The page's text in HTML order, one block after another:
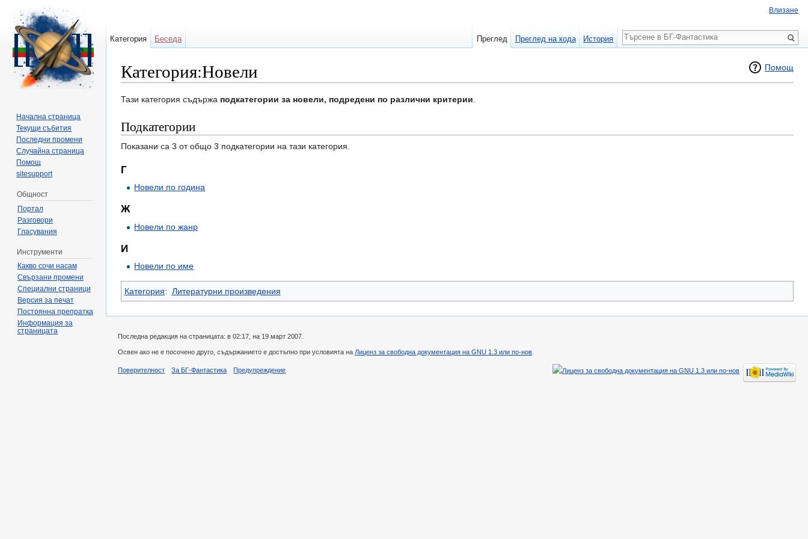
Помощ
Категория:Новели
Тази категория съдържа подкатегории за новели, подредени по различни критерии.
Подкатегории
Показани са 3 от общо 3 подкатегории на тази категория.
Г
Новели по година
Ж
Новели по жанр
И
Новели по име
Категория: Литературни произведения
Влизане
Категория Беседа Преглед Преглед на кода История
Търсене
Начална страница
Текущи събития
Последни промени
Случайна страница
Помощ
sitesupport
Общност
Портал
Разговори
Гласувания
Инструменти
Какво сочи насам
Свързани промени
Специални страници
Версия за печат
Постоянна препратка
Информация за
страницата
Последна редакция на страницата: в 02:17, на 19 март 2007.
Освен ако не е посочено друго, съдържанието е достъпно при условията на Лиценз за свободна документация на GNU 1.3 или по-нов
Поверителност За БГ-Фантастика Предупреждение